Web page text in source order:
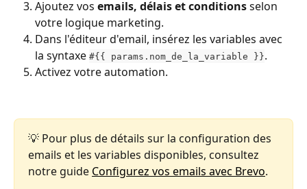
Ajoutez vos emails, délais et conditions selon
votre logique marketing.
Dans l'éditeur d'email, insérez les variables avec
la syntaxe #{{ params.nom_de_la_variable }}.
Activez votre automation.
💡 Pour plus de détails sur la configuration des
emails et les variables disponibles, consultez
notre guide Configurez vos emails avec Brevo.